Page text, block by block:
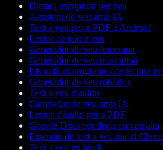
Dictat i escriptura per veu
Assistent de veu amb IA
Text a veu per a PDF a Android
Lector de text a veu
Generador de veu femenina
Generador de veu masculina
Els millors programes de lectura
Generador de veu robòtica
Text a veu d'anime
Canviador de veu amb IA
Lector d'àudio per a PDF
Google Docs pot llegir en veu alta
Extensió de text a veu per al
Text a veu en hindi